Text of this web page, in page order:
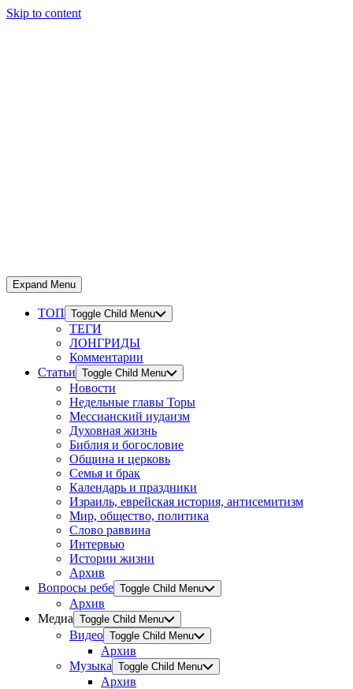
Skip to content
Expand Menu
ТОП Toggle Child Menu
ТЕГИ
ЛОНГРИДЫ
Комментарии
Статьи Toggle Child Menu
Новости
Недельные главы Торы
Мессианский иудаизм
Духовная жизнь
Библия и богословие
Община и церковь
Семья и брак
Календарь и праздники
Израиль, еврейская история, антисемитизм
Мир, общество, политика
Слово раввина
Интервью
Истории жизни
Архив
Вопросы ребе Toggle Child Menu
Архив
Медиа Toggle Child Menu
Видео Toggle Child Menu
Архив
Музыка Toggle Child Menu
Архив